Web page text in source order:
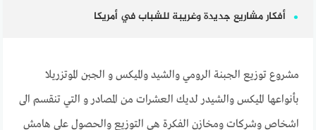
أفكار مشاريع جديدة وغريبة للشباب في أمريكا
مشروع توزيع الجبنة الرومي والشيد والميكس و الجبن الموتزريلا
بأنواعها الميكس والشيدر لديك العشرات من المصادر و التي تنقسم الى
اشخاص وشركات ومخازن الفكرة هي التوزيع والحصول على هامش